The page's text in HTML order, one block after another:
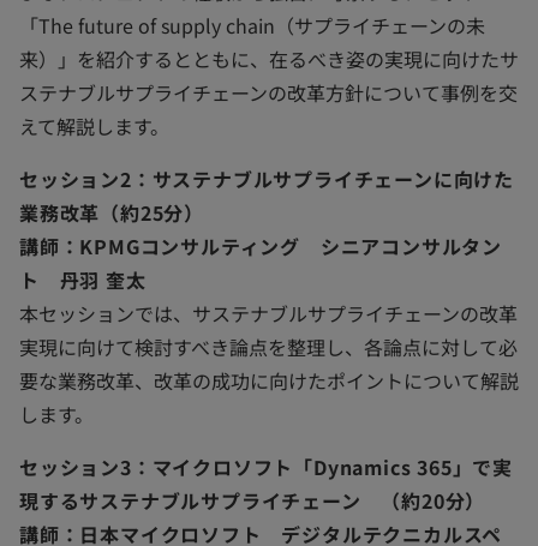
「The future of supply chain（サプライチェーンの未
来）」を紹介するとともに、在るべき姿の実現に向けたサ
ステナブルサプライチェーンの改革方針について事例を交
えて解説します。
セッション2：サステナブルサプライチェーンに向けた
業務改革（約25分）
講師：KPMGコンサルティング シニアコンサルタン
ト 丹羽 奎太
本セッションでは、サステナブルサプライチェーンの改革
実現に向けて検討すべき論点を整理し、各論点に対して必
要な業務改革、改革の成功に向けたポイントについて解説
します。
セッション3：マイクロソフト「Dynamics 365」で実
現するサステナブルサプライチェーン （約20分）
講師：日本マイクロソフト デジタルテクニカルスペ